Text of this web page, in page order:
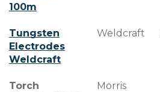
100m
Tungsten
Electrodes
Weldcraft
Weldcraft
Torch
Morris